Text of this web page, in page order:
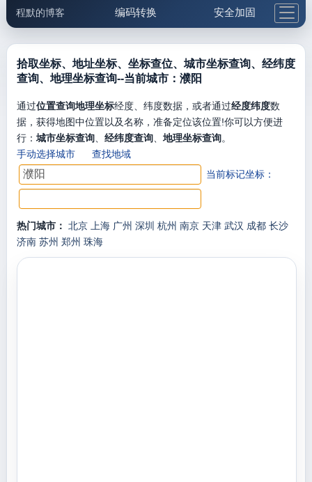
程默的博客 编码转换 安全加固
邮件工具 生活便民 更多工具
5.1支付宝大红包
拾取坐标、地址坐标、坐标查位、城市坐标查询、经纬度
查询、地理坐标查询--当前城市：濮阳
通过位置查询地理坐标经度、纬度数据，或者通过经度纬度数
据，获得地图中位置以及名称，准备定位该位置!你可以方便进
行： 城市坐标查询、 经纬度查询、 地理坐标查询。
手动选择城市
查找地域
当前标记坐标：
热门城市： 北京 上海 广州 深圳 杭州 南京 天津 武汉 成都 长沙
济南 苏州 郑州 珠海